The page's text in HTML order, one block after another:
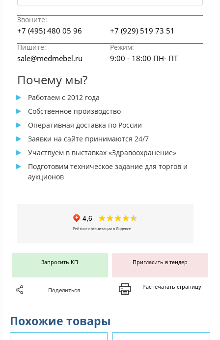
Звоните:
+7 (495) 480 05 96 +7 (929) 519 73 51
Пишите: Режим:
sale@medmebel.ru 9:00 - 18:00 ПН- ПТ
Почему мы?
Работаем с 2012 года
Собственное производство
Оперативная доставка по России
Заявки на сайте принимаются 24/7
Участвуем в выставках «Здравоохранение»
Подготовим техническое задание для торгов и
аукционов
Запросить КП Пригласить в тендер
Поделиться Распечатать страницу
Похожие товары